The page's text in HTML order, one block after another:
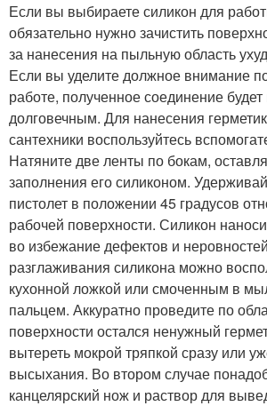
Если вы выбираете силикон для
обязательно нужно зачистить
за нанесения на пыльную область
Если вы уделите должное внимание
работе, полученное соединение
долговечным. Для нанесения
сантехники воспользуйтесь
Натяните две ленты по бокам,
заполнения его силиконом.
пистолет в положении 45 градусов
рабочей поверхности. Силикон
во избежание дефектов и
разглаживания силикона можно
кухонной ложкой или смоченным в
пальцем. Аккуратно проведите по
поверхности остался ненужный
вытереть мокрой тряпкой сразу или
высыхания. Во втором случае
канцелярский нож и раствор для